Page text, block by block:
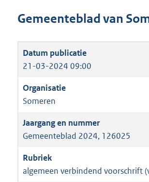
Gemeenteblad van
21-03-2024 09:00
Someren
Gemeenteblad 2024, 126025
algemeen verbindend voorschrift